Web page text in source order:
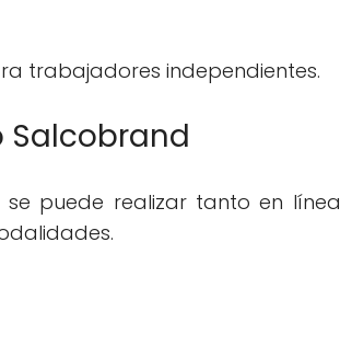
trabajadores independientes.
Salcobrand
puede realizar tanto en línea